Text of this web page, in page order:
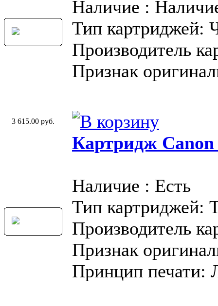
Наличие :
Тип картриджей:
Производитель
Признак
3 615.00 руб.
Картридж Canon
Наличие : Есть
Тип картриджей:
Производитель
Признак
Принцип печати: